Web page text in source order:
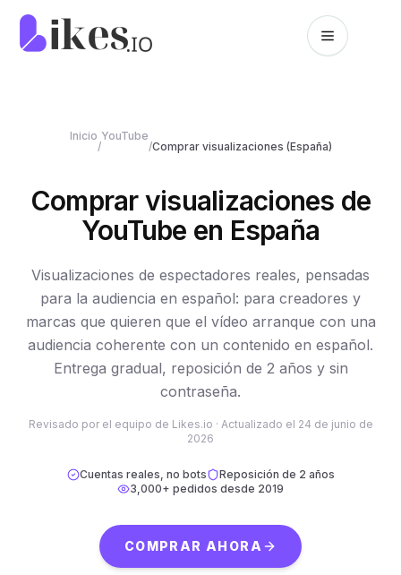
Skip to content
Inicio
/
YouTube
/Comprar visualizaciones (España)
Comprar visualizaciones de
YouTube en España
Visualizaciones de espectadores reales, pensadas
para la audiencia en español: para creadores y
marcas que quieren que el vídeo arranque con una
audiencia coherente con un contenido en español.
Entrega gradual, reposición de 2 años y sin
contraseña.
Revisado por el equipo de Likes.io · Actualizado el 24 de junio de
2026
Cuentas reales, no bots
Reposición de 2 años
3,000+ pedidos desde 2019
COMPRAR AHORA